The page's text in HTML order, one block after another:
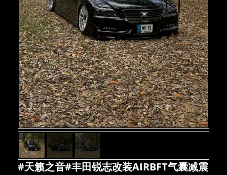
#天籁之音#丰田锐志改装AIRBFT气囊减震